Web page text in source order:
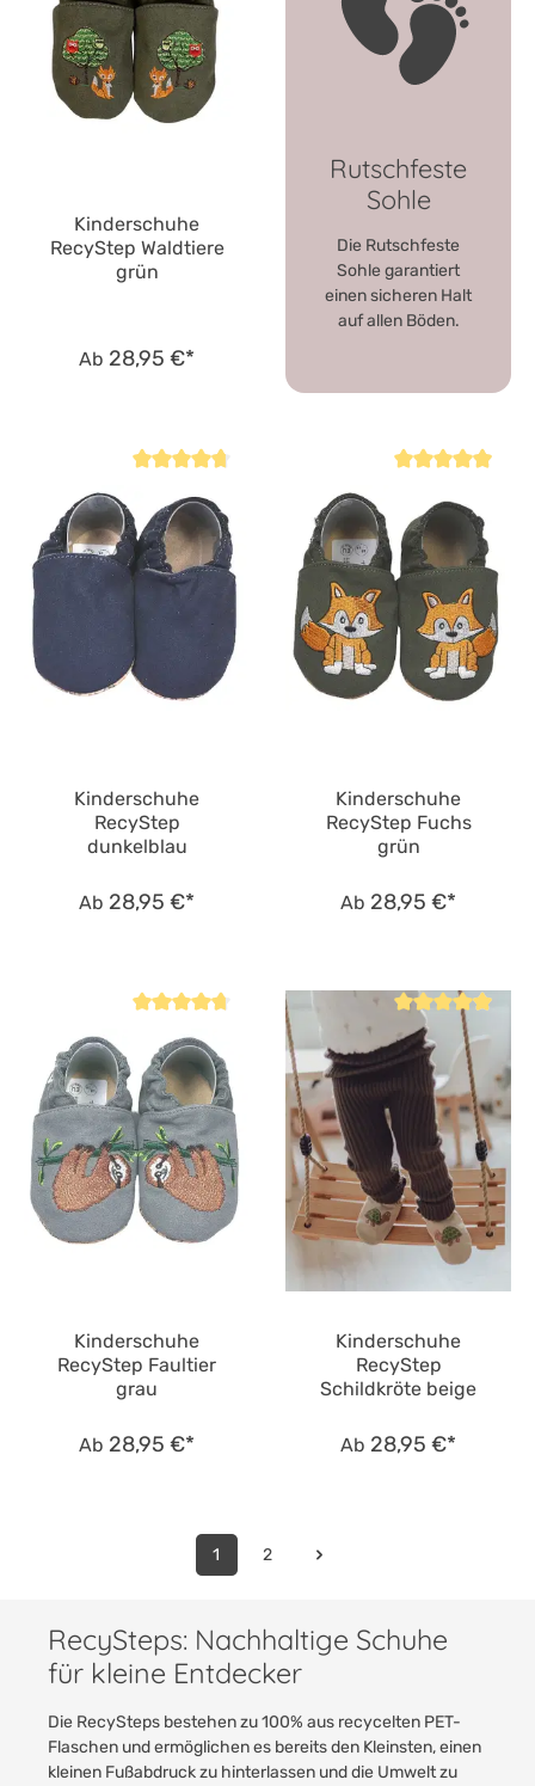
Rutschfeste
Sohle
Die Rutschfeste
Sohle garantiert
einen sicheren Halt
auf allen Böden.
Kinderschuhe
RecyStep Waldtiere
grün
Ab 28,95 €*
Kinderschuhe
RecyStep
dunkelblau
Ab 28,95 €*
Kinderschuhe
RecyStep Fuchs
grün
Ab 28,95 €*
Durchschnittliche Bewertung von 4.8 von 5 Sternen
Kinderschuhe
RecyStep Faultier
grau
Ab 28,95 €*
Kinderschuhe
RecyStep
Schildkröte beige
Ab 28,95 €*
1 2
RecySteps: Nachhaltige Schuhe
für kleine Entdecker
Die RecySteps bestehen zu 100% aus recycelten PET-
Flaschen und ermöglichen es bereits den Kleinsten, einen
kleinen Fußabdruck zu hinterlassen und die Umwelt zu